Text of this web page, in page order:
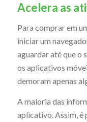
Acelera as
Para comprar em
iniciar um
aguardar até que o
os aplicativos
demoram apenas
A maioria das
aplicativo. Assim, é